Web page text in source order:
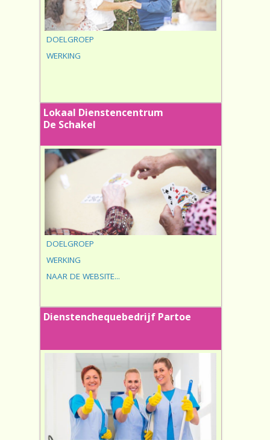
DOELGROEP
WERKING
Lokaal Dienstencentrum
De Schakel
DOELGROEP
WERKING
NAAR DE WEBSITE...
Dienstenchequebedrijf Partoe